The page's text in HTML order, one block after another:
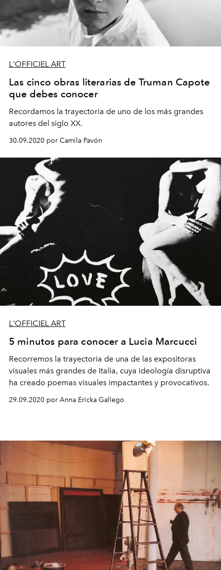
L'OFFICIEL ART
Las cinco obras literarias de Truman Capote
que debes conocer
Recordamos la trayectoria de uno de los más grandes
autores del siglo XX.
30.09.2020 por Camila Pavón
L'OFFICIEL ART
5 minutos para conocer a Lucia Marcucci
Recorremos la trayectoria de una de las expositoras
visuales más grandes de Italia, cuya ideología disruptiva
ha creado poemas visuales impactantes y provocativos.
29.09.2020 por Anna Ericka Gallego